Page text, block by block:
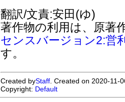
翻訳/文責:安田(ゆ)
著作物の利用は、原著
センスバージョン2:営
す。
Created byStaff . Created on 2020-
Copyright: Default